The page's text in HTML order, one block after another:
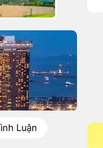
Luận